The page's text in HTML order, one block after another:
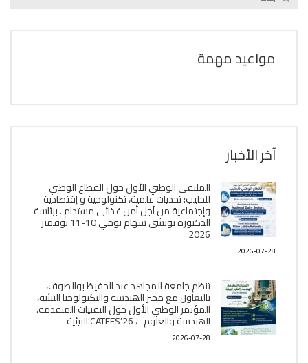
مواعيد مهمة
آخر الأخبار
الملتقى الوطني الأول حول القطاع الوطني
للحليب: تحديات علمية، تكنولوجية و إقتصادية
وإجتماعية من أجل أمن غذائي مستدام . برئاسة
الدكتورة نويشي سهام يومي 10-11 نوفمبر
2026
2026-07-28
تنظم جامعة المجاهد عبد الحفيظ بوالصوف،
بالتعاون مع مخبر الھندسة والتكنولوجيا البیئیة،
المؤتمر الوطني الأول حول التقنيات المتقدمة،
الھندسة والعلوم ، CATEES’26’البیئية
2026-07-28